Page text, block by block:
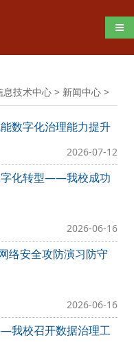
导
息技术中心 > 新闻中心 >
数字化治理能力提升
2026-07-12
字化转型——我校成功
2026-06-16
络安全攻防演习防守
2026-06-16
我校召开数据治理工